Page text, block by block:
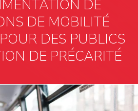
DE
DE MOBILITÉ
DES PUBLICS
DE PRÉCARITÉ